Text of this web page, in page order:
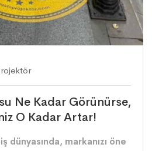
Ne Kadar Görünürse,
O Kadar Artar!
dünyasında, markanızı öne